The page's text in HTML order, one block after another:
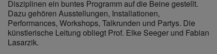
Disziplinen ein buntes Programm auf die Beine gestellt.
Dazu gehören Ausstellungen, Installationen,
Performances, Workshops, Talkrunden und Partys. Die
künstlerische Leitung obliegt Prof. Elke Seeger und Fabian
Lasarzik.